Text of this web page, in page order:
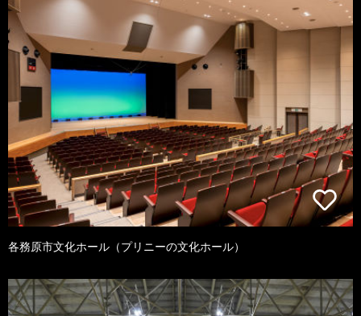
各務原市文化ホール（プリニーの文化ホール）